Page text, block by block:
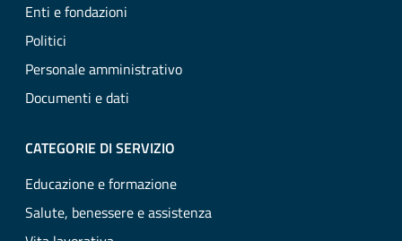
Enti e fondazioni
Politici
Personale amministrativo
Documenti e dati
CATEGORIE DI SERVIZIO
Educazione e formazione
Salute, benessere e assistenza